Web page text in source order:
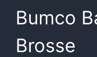
Bumco
Brosse